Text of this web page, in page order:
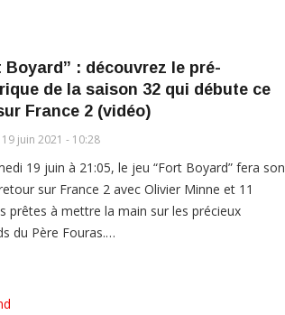
Boyard” : découvrez le pré-
de la saison 32 qui débute ce
France 2 (vidéo)
juin 2021 - 10:28
19 juin à 21:05, le jeu “Fort Boyard” fera son
sur France 2 avec Olivier Minne et 11
prêtes à mettre la main sur les précieux
du Père Fouras.…